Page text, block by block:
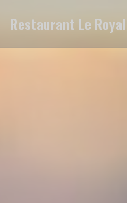
Restaurant Le Royal